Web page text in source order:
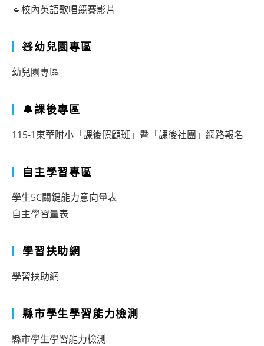
🔹校內英語歌唱競賽影片
🧸幼兒園專區
幼兒園專區
🔔課後專區
115-1東華附小「課後照顧班」暨「課後社團」網路報名
自主學習專區
學生5C關鍵能力意向量表
自主學習量表
學習扶助網
學習扶助網
縣市學生學習能力檢測
縣市學生學習能力檢測